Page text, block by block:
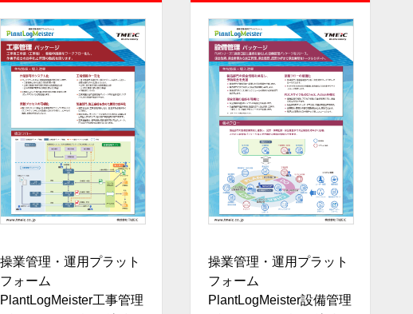
操業管理・運用プラット
フォーム
PlantLogMeister工事管理
操業管理・運用プラット
フォーム
PlantLogMeister設備管理